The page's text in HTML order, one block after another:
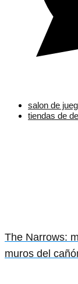
salon de
tiendas de
The Narrows:
muros del